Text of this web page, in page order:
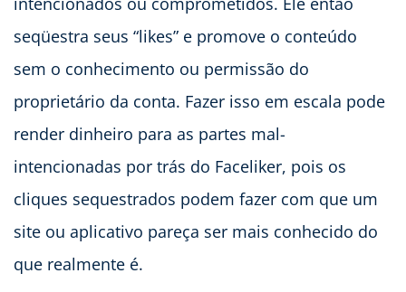
seqüestra seus “likes” e promove o conteúdo
sem o conhecimento ou permissão do
proprietário da conta. Fazer isso em escala pode
render dinheiro para as partes mal-
intencionadas por trás do Faceliker, pois os
cliques sequestrados podem fazer com que um
site ou aplicativo pareça ser mais conhecido do
que realmente é.